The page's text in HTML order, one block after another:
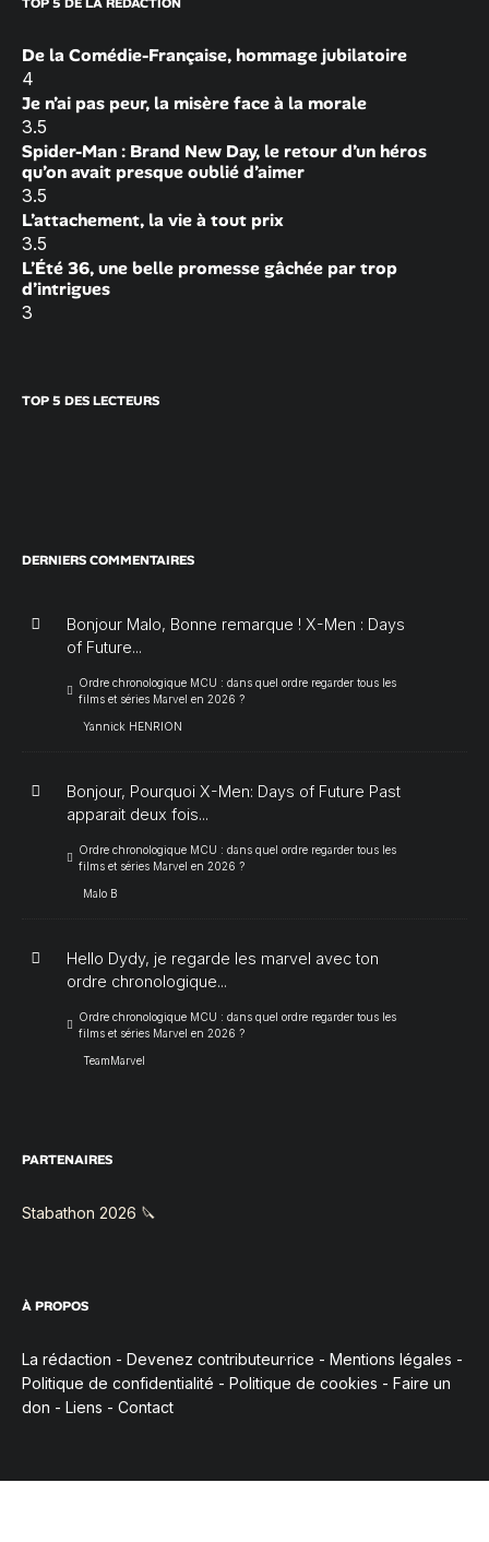
De la Comédie-Française, hommage jubilatoire
4
Je n’ai pas peur, la misère face à la morale
3.5
Spider-Man : Brand New Day, le retour d’un héros
qu’on avait presque oublié d’aimer
3.5
L’attachement, la vie à tout prix
3.5
L’Été 36, une belle promesse gâchée par trop
d’intrigues
3
TOP 5 DES LECTEURS
DERNIERS COMMENTAIRES
Bonjour Malo, Bonne remarque ! X-Men : Days
of Future...
Ordre chronologique MCU : dans quel ordre regarder tous les
films et séries Marvel en 2026 ?
Yannick HENRION
Bonjour, Pourquoi X-Men: Days of Future Past
apparait deux fois...
Ordre chronologique MCU : dans quel ordre regarder tous les
films et séries Marvel en 2026 ?
Malo B
Hello Dydy, je regarde les marvel avec ton
ordre chronologique...
Ordre chronologique MCU : dans quel ordre regarder tous les
films et séries Marvel en 2026 ?
TeamMarvel
PARTENAIRES
Stabathon 2026 🔪
À PROPOS
La rédaction - Devenez contributeur·rice - Mentions légales -
Politique de confidentialité - Politique de cookies - Faire un
don - Liens - Contact